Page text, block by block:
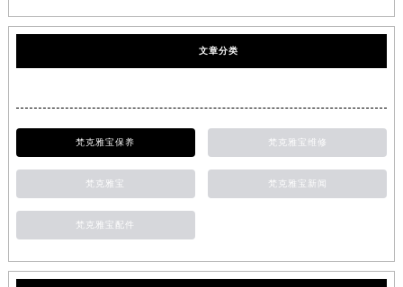
文章分类
梵克雅宝保养 梵克雅宝维修
梵克雅宝 梵克雅宝新闻
梵克雅宝配件